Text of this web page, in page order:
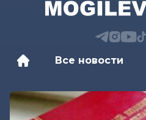
Все новости